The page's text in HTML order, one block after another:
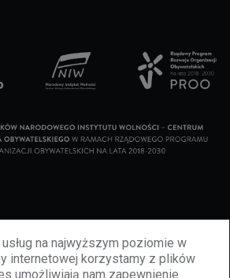
na najwyższym poziomie w
internetowej korzystamy z plików
umożliwiają nam zapewnienie